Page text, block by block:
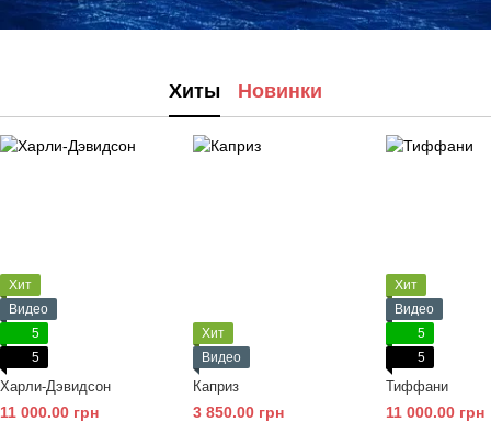
Хиты Новинки
Хит
Видео
5
5
Харли-Дэвидсон
11 000.00 грн
Хит
Видео
Каприз
3 850.00 грн
Хит
Видео
5
5
Тиффани
11 000.00 грн